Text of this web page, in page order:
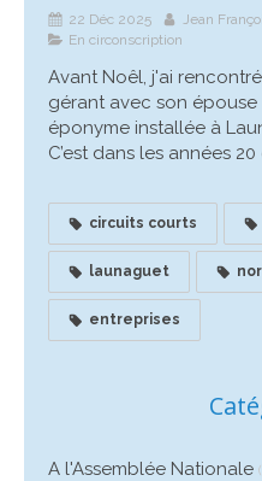
22 Déc 2025
Jean
En circonscription
Avant Noêl, j'ai
gérant avec son épouse
éponyme installée à
C’est dans les années 20
circuits courts
launaguet
entreprises
A l'Assemblée Nationale